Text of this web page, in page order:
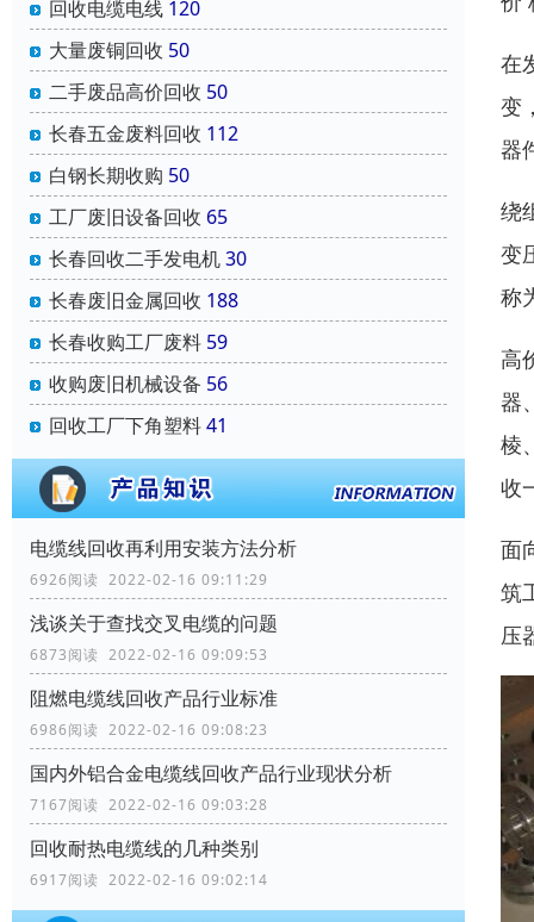
回收电缆电线 120
大量废铜回收 50
二手废品高价回收 50
长春五金废料回收 112
白钢长期收购 50
工厂废旧设备回收 65
长春回收二手发电机30
长春废旧金属回收 188
长春收购工厂废料 59
收购废旧机械设备 56
回收工厂下角塑料41
电缆线回收再利用安装方法分析
6926阅读 2022-02-16 09:11:29
浅谈关于查找交叉电缆的问题
6873阅读 2022-02-16 09:09:53
阻燃电缆线回收产品行业标准
6986阅读 2022-02-16 09:08:23
国内外铝合金电缆线回收产品行业现状分析
7167阅读 2022-02-16 09:03:28
回收耐热电缆线的几种类别
6917阅读 2022-02-16 09:02:14
在
变
器
绕
变
称
高
器
棱
收
面
筑
压